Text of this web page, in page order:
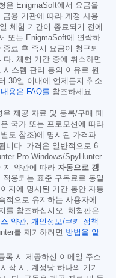
은 EnigmaSoft에서 요금을
융 기관에 따라 계정 사용
체험 기간이 종료되기 전에
또는 EnigmaSoft에 연락하
료 후 즉시 요금이 청구되
. 체험 기간 중에 취소하면
스템 관리 등의 이유로 원
30일 이내에 언제든지 취소
내용은 FAQ를 참조하세요.
제공 자료 및 등록/구매 페
국가 또는 프로모션에 따라
도 참조)에 명시된 가격과
니다. 가격은 일반적으로 6
Pro Windows/SpyHunter
지 약관에 따라 자동으로 갱
용되는 표준 구독료로 동일
지에 명시된 기간 동안 자동
적으로 유지하는 사용자에
를 참조하십시오. 체험판은
약관, 개인정보/쿠키 정책
를 제거하려면 방법을 알
록 시 제공하신 이메일 주소
작 시, 계정당 하나의 기기